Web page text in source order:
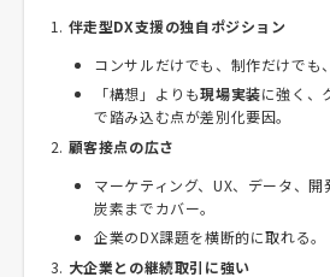
伴走型DX支援の独自ポジション
コンサルだけでも、制作だけでも
「構想」よりも現場実装に強く、
で踏み込む点が差別化要因。
顧客接点の広さ
マーケティング、UX、データ、
炭素までカバー。
企業のDX課題を横断的に取れる。
大企業との継続取引に強い